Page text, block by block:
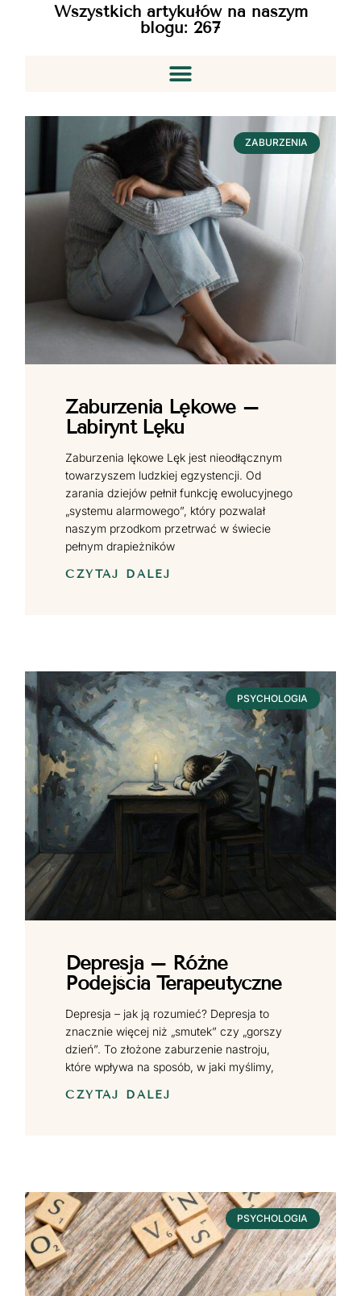
Wszystkich artykułów na naszym
blogu: 267
ZABURZENIA
Zaburzenia Lękowe –
Labirynt Lęku
Zaburzenia lękowe Lęk jest nieodłącznym
towarzyszem ludzkiej egzystencji. Od
zarania dziejów pełnił funkcję ewolucyjnego
„systemu alarmowego”, który pozwalał
naszym przodkom przetrwać w świecie
pełnym drapieżników
CZYTAJ DALEJ
PSYCHOLOGIA
Depresja – Różne
Podejścia Terapeutyczne
Depresja – jak ją rozumieć? Depresja to
znacznie więcej niż „smutek” czy „gorszy
dzień”. To złożone zaburzenie nastroju,
które wpływa na sposób, w jaki myślimy,
CZYTAJ DALEJ
PSYCHOLOGIA